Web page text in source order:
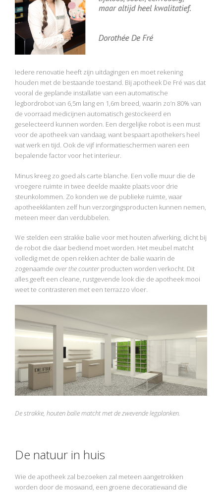
Iedere renovatie heeft zijn uitdagingen en moet rekening
houden met de bestaande toestand. Bij apotheek De Fré was dat
vooral de geplande installatie van een automatische
legbordrobot van 6,5m lang en 1,6m breed, waarin zo’n 80% van
de voorraad medicijnen automatisch gestockeerd en
geselecteerd kunnen worden. Een dergelijke robot is een must
voor de apotheek van vandaag, want bespaart apothekers heel
wat werk en tijd. Ook de vijf informatieschermen waren een
bepalende factor voor het interieur.
Minus kreeg zo goed als carte blanche. Een volle muur die de
vroegere ruimte in twee deelde maakte plaats voor drie
steunkolommen. Zo konden we de publieke ruimte, waar
apotheekklanten zelf hun verzorgingsproducten kunnen nemen,
meteen meer dan verdubbelen.
We stelden een strakke balie voor met houten afwerking, dicht bij
de robot die daar bediend moet worden. Het meubel matcht
volledig met de open rekken achter de balie waarin de
zogenaamde over the counter producten worden verkocht. Dit
alles geeft een cleane, rustgevende look die de apotheek mooi
weet te contrasteren met een terrazzo vloer.
De strakke, houten balie matcht met de zwevende legplanken.
De natuur in huis
Wie de apotheek zal bezoeken zal meteen aangetrokken
worden door de moswand, een groene decoratiewand die